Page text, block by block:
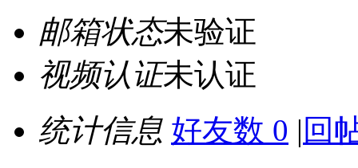
邮箱状态未验证
视频认证未认证
统计信息 好友数 0 | 回